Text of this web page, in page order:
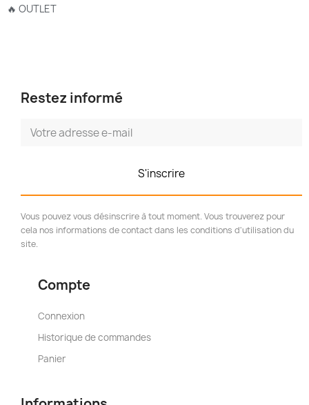
🔥 OUTLET
Restez informé
S'inscrire
Vous pouvez vous désinscrire à tout moment. Vous trouverez pour
cela nos informations de contact dans les conditions d'utilisation du
site.
Compte
Connexion
Historique de commandes
Panier